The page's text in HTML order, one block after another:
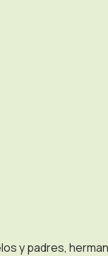
y padres,